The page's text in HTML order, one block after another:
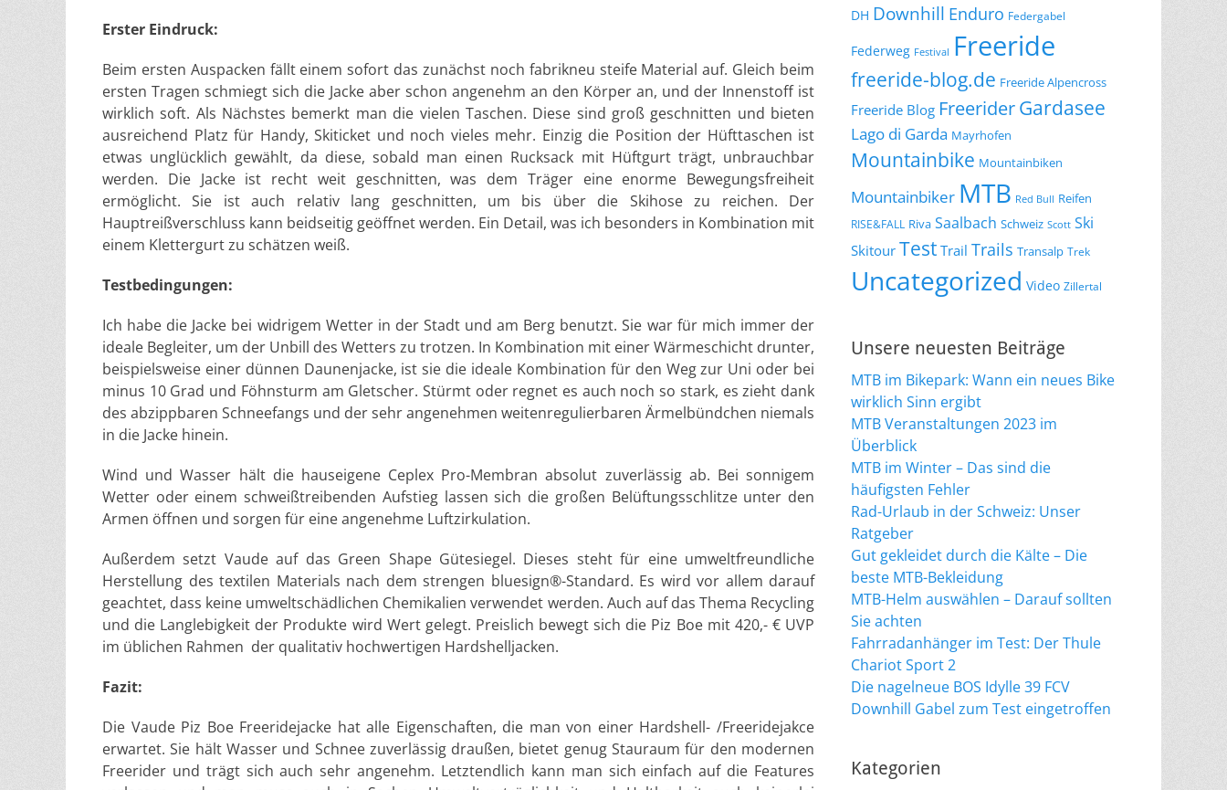
Erster Eindruck:
Beim ersten Auspacken fällt einem sofort das zunächst noch fabrikneu steife Material auf. Gleich beim
ersten Tragen schmiegt sich die Jacke aber schon angenehm an den Körper an, und der Innenstoff ist
wirklich soft. Als Nächstes bemerkt man die vielen Taschen. Diese sind groß geschnitten und bieten
ausreichend Platz für Handy, Skiticket und noch vieles mehr. Einzig die Position der Hüfttaschen ist
etwas unglücklich gewählt, da diese, sobald man einen Rucksack mit Hüftgurt trägt, unbrauchbar
werden. Die Jacke ist recht weit geschnitten, was dem Träger eine enorme Bewegungsfreiheit
ermöglicht. Sie ist auch relativ lang geschnitten, um bis über die Skihose zu reichen. Der
Hauptreißverschluss kann beidseitig geöffnet werden. Ein Detail, was ich besonders in Kombination mit
einem Klettergurt zu schätzen weiß.
Testbedingungen:
Ich habe die Jacke bei widrigem Wetter in der Stadt und am Berg benutzt. Sie war für mich immer der
ideale Begleiter, um der Unbill des Wetters zu trotzen. In Kombination mit einer Wärmeschicht drunter,
beispielsweise einer dünnen Daunenjacke, ist sie die ideale Kombination für den Weg zur Uni oder bei
minus 10 Grad und Föhnsturm am Gletscher. Stürmt oder regnet es auch noch so stark, es zieht dank
des abzippbaren Schneefangs und der sehr angenehmen weitenregulierbaren Ärmelbündchen niemals
in die Jacke hinein.
Wind und Wasser hält die hauseigene Ceplex Pro-Membran absolut zuverlässig ab. Bei sonnigem
Wetter oder einem schweißtreibenden Aufstieg lassen sich die großen Belüftungsschlitze unter den
Armen öffnen und sorgen für eine angenehme Luftzirkulation.
Außerdem setzt Vaude auf das Green Shape Gütesiegel. Dieses steht für eine umweltfreundliche
Herstellung des textilen Materials nach dem strengen bluesign®-Standard. Es wird vor allem darauf
geachtet, dass keine umweltschädlichen Chemikalien verwendet werden. Auch auf das Thema Recycling
und die Langlebigkeit der Produkte wird Wert gelegt. Preislich bewegt sich die Piz Boe mit 420,- € UVP
im üblichen Rahmen der qualitativ hochwertigen Hardshelljacken.
Fazit:
Die Vaude Piz Boe Freeridejacke hat alle Eigenschaften, die man von einer Hardshell- /Freeridejakce
erwartet. Sie hält Wasser und Schnee zuverlässig draußen, bietet genug Stauraum für den modernen
Freerider und trägt sich auch sehr angenehm. Letztendlich kann man sich einfach auf die Features
DH Downhill Enduro Federgabel
Federweg Festival Freeride
freeride-blog.de Freeride Alpencross
Freeride Blog FreeriderGardasee
Lago di Garda Mayrhofen
Mountainbike Mountainbiken
Mountainbiker MTB Red Bull Reifen
RISE&FALL Riva Saalbach Schweiz Scott Ski
Skitour Test Trail Trails Transalp Trek
Uncategorized Video Zillertal
Unsere neuesten Beiträge
MTB im Bikepark: Wann ein neues Bike
wirklich Sinn ergibt
MTB Veranstaltungen 2023 im
Überblick
MTB im Winter – Das sind die
häufigsten Fehler
Rad-Urlaub in der Schweiz: Unser
Ratgeber
Gut gekleidet durch die Kälte – Die
beste MTB-Bekleidung
MTB-Helm auswählen – Darauf sollten
Sie achten
Fahrradanhänger im Test: Der Thule
Chariot Sport 2
Die nagelneue BOS Idylle 39 FCV
Downhill Gabel zum Test eingetroffen
Kategorien